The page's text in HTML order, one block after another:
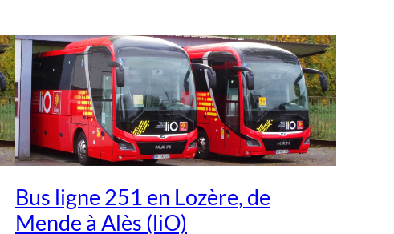
Bus ligne 251 en Lozère, de
Mende à Alès (liO)